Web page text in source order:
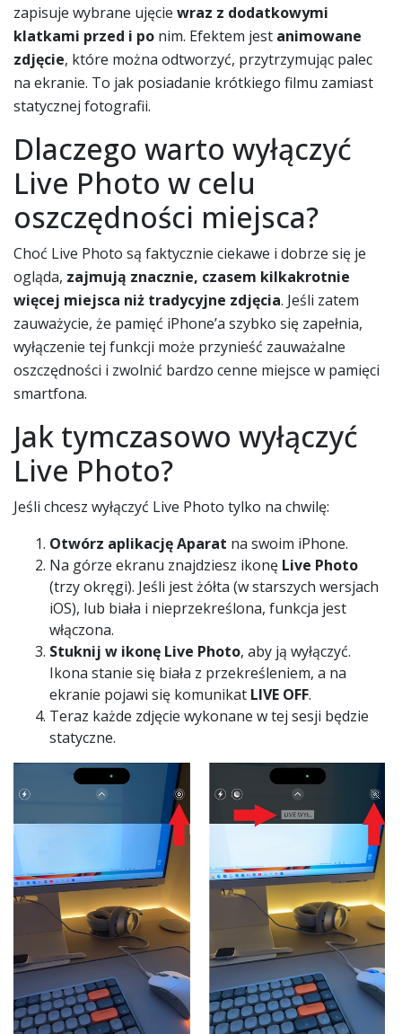
zapisuje wybrane ujęcie wraz z dodatkowymi
klatkami przed i po nim. Efektem jest animowane
zdjęcie, które można odtworzyć, przytrzymując palec
na ekranie. To jak posiadanie krótkiego filmu zamiast
statycznej fotografii.
Dlaczego warto wyłączyć
Live Photo w celu
oszczędności miejsca?
Choć Live Photo są faktycznie ciekawe i dobrze się je
ogląda, zajmują znacznie, czasem kilkakrotnie
więcej miejsca niż tradycyjne zdjęcia. Jeśli zatem
zauważycie, że pamięć iPhone’a szybko się zapełnia,
wyłączenie tej funkcji może przynieść zauważalne
oszczędności i zwolnić bardzo cenne miejsce w pamięci
smartfona.
Jak tymczasowo wyłączyć
Live Photo?
Jeśli chcesz wyłączyć Live Photo tylko na chwilę:
Otwórz aplikację Aparat na swoim iPhone.
Na górze ekranu znajdziesz ikonę Live Photo
(trzy okręgi). Jeśli jest żółta (w starszych wersjach
iOS), lub biała i nieprzekreślona, funkcja jest
włączona.
Stuknij w ikonę Live Photo, aby ją wyłączyć.
Ikona stanie się biała z przekreśleniem, a na
ekranie pojawi się komunikat LIVE OFF.
Teraz każde zdjęcie wykonane w tej sesji będzie
statyczne.